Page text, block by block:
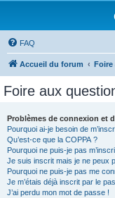
FAQ
Accueil du forum Foire
Foire aux
Problèmes de connexion et
Pourquoi ai-je besoin de
Qu’est-ce que la COPPA ?
Pourquoi ne puis-je pas
Je suis inscrit mais je ne peux
Pourquoi ne puis-je pas me
Je m’étais déjà inscrit par le
J’ai perdu mon mot de passe !